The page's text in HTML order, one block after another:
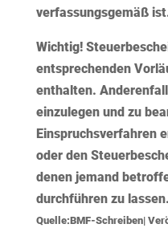
verfassungsgemäß
Wichtig!
entsprechenden
enthalten.
einzulegen und zu
Einspruchsverfahren
oder den
denen jemand
durchführen zu lassen.
Quelle:BMF-Schreiben|